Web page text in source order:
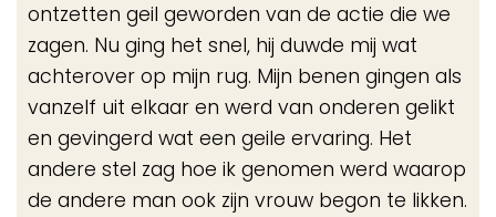
ontzetten geil geworden van de actie die we
zagen. Nu ging het snel, hij duwde mij wat
achterover op mijn rug. Mijn benen gingen als
vanzelf uit elkaar en werd van onderen gelikt
en gevingerd wat een geile ervaring. Het
andere stel zag hoe ik genomen werd waarop
de andere man ook zijn vrouw begon te likken.